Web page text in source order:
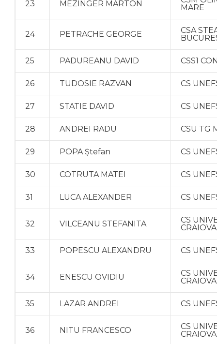
23 MEZINGER MARTON
MARE
24 PETRACHE GEORGE
CSA
25 PADUREANU DAVID CSS1
26 TUDOSIE RAZVAN CS
27 STATIE DAVID CS
28 ANDREI RADU CSU TG
29 POPA Ştefan CS
30 COTRUTA MATEI CS
31 LUCA ALEXANDER CS
32 VILCEANU STEFANITA
CS
CRAIOVA
33 POPESCU ALEXANDRU CS
34 ENESCU OVIDIU
CS
CRAIOVA
35 LAZAR ANDREI CS
36 NITU FRANCESCO
CS
CRAIOVA